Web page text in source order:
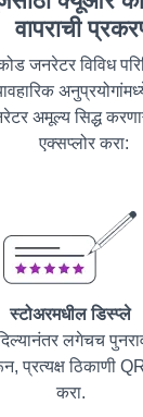
वापराची
जनरेटर विविध
अमूल्य सिद्ध
एक्सप्लोर करा:
स्टोअरमधील डिस्प्ले
लगेचच
प्रत्यक्ष ठिकाणी
करा.